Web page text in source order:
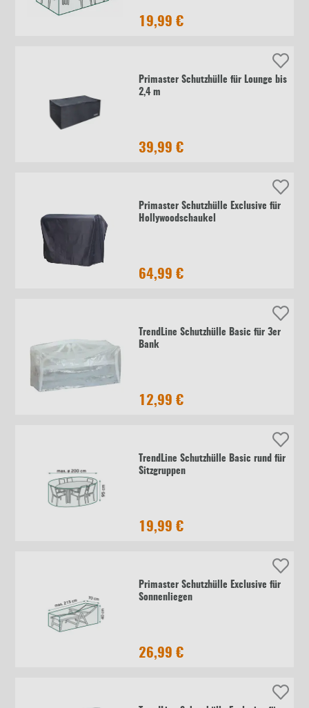
19,99 €
Primaster Schutzhülle für Lounge bis
2,4 m
39,99 €
Primaster Schutzhülle Exclusive für
Hollywoodschaukel
64,99 €
TrendLine Schutzhülle Basic für 3er
Bank
12,99 €
TrendLine Schutzhülle Basic rund für
Sitzgruppen
19,99 €
Primaster Schutzhülle Exclusive für
Sonnenliegen
26,99 €